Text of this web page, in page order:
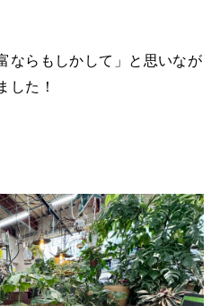
ならもしかして」と思いなが
た！